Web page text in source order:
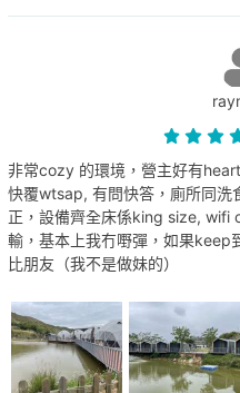
非常cozy 的環境，營主好有
快覆wtsap, 有問快答，廁所同洗
正，設備齊全床係king size, wifi
輸，基本上我冇嘢彈，如果keep
比朋友（我不是做妹的）